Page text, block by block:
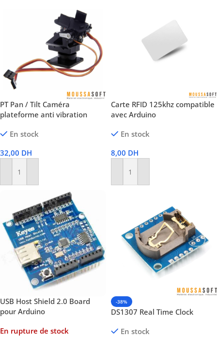
PT Pan / Tilt Caméra
plateforme anti vibration
En stock
32,00 DH
Ajouter Au Panier
Carte RFID 125khz compatible
avec Arduino
En stock
8,00 DH
Ajouter Au Panier
USB Host Shield 2.0 Board
pour Arduino
En rupture de stock
-38%
DS1307 Real Time Clock
En stock